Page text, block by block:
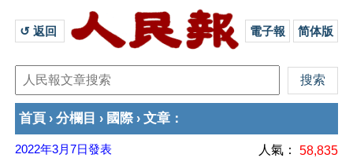
↺ 返回 電子報 简体版
首頁 › 分欄目 › 國際› 文章 ：
2022年3月7日發表 人氣： 58,835